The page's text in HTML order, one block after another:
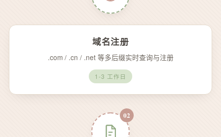
域名注册
.com / .cn / .net 等多后缀实时查询与注册
1-3 工作日
02